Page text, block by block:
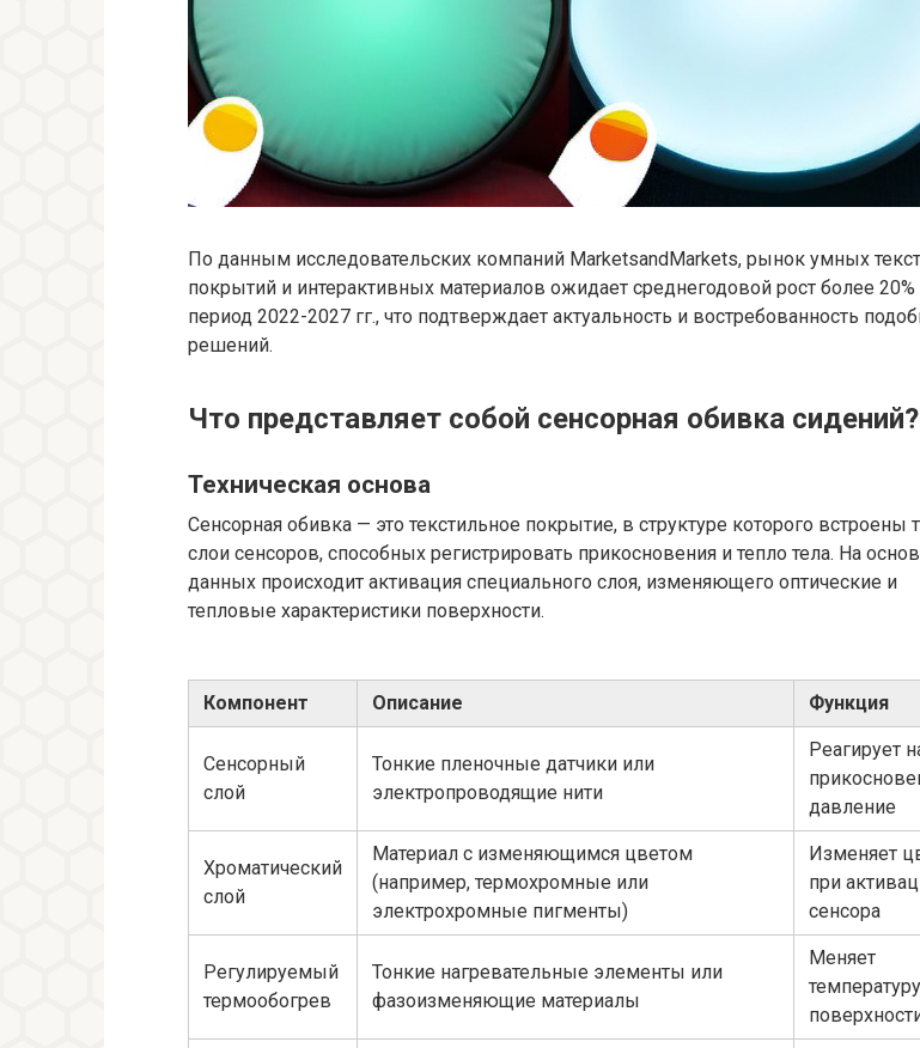
По данным исследовательских компаний MarketsandMarkets, рынок умных
покрытий и интерактивных материалов ожидает среднегодовой рост более 20%
период 2022-2027 гг., что подтверждает актуальность и востребованность
решений.
Что представляет собой сенсорная обивка сидений?
Техническая основа
Сенсорная обивка — это текстильное покрытие, в структуре которого встроены
слои сенсоров, способных регистрировать прикосновения и тепло тела. На
данных происходит активация специального слоя, изменяющего оптические и
тепловые характеристики поверхности.
Компонент Описание Функция
Сенсорный
слой
Тонкие пленочные датчики или
электропроводящие нити
Реагирует
давление
Хроматический
слой
Материал с изменяющимся цветом
(например, термохромные или
электрохромные пигменты)
Изменяет
при
сенсора
Регулируемый
термообогрев
Тонкие нагревательные элементы или
фазоизменяющие материалы
Меняет
температуру